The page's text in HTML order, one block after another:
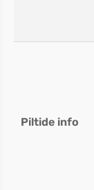
Piltide info